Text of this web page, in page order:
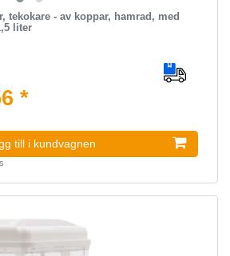
tekokare - av koppar, hamrad, med
liter
*
till i kundvagnen